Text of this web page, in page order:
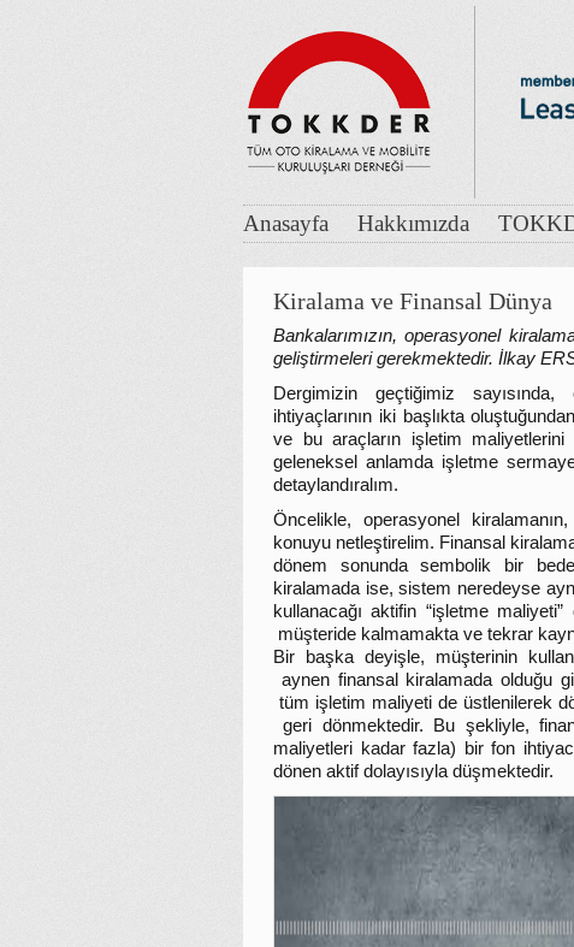
Anasayfa Hakkımızda
Kiralama ve Finansal Dünya
Bankalarımızın, operasyonel
geliştirmeleri gerekmektedir. İlkay
Dergimizin geçtiğimiz
ihtiyaçlarının iki başlıkta
ve bu araçların işletim maliyetlerini
geleneksel anlamda işletme
detaylandıralım.
Öncelikle, operasyonel
konuyu netleştirelim. Finansal
dönem sonunda sembolik bir
kiralamada ise, sistem neredeyse
kullanacağı aktifin “işletme
müşteride kalmamakta ve tekrar
Bir başka deyişle, müşterinin
aynen finansal kiralamada olduğu
tüm işletim maliyeti de üstlenilerek
geri dönmektedir. Bu şekliyle,
maliyetleri kadar fazla) bir fon
dönen aktif dolayısıyla düşmektedir.